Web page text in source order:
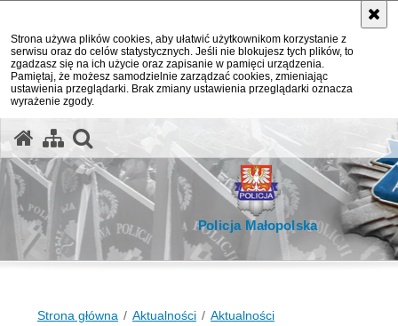
Strona używa plików cookies, aby ułatwić użytkownikom korzystanie z
serwisu oraz do celów statystycznych. Jeśli nie blokujesz tych plików, to
zgadzasz się na ich użycie oraz zapisanie w pamięci urządzenia.
Pamiętaj, że możesz samodzielnie zarządzać cookies, zmieniając
ustawienia przeglądarki. Brak zmiany ustawienia przeglądarki oznacza
wyrażenie zgody.
Policja Małopolska
Strona główna Aktualności Aktualności